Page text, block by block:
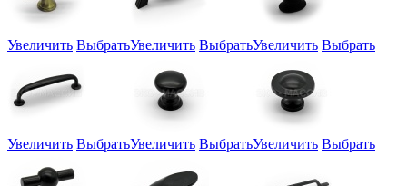
Увеличить ВыбратьУвеличить ВыбратьУвеличить Выбрать
Увеличить ВыбратьУвеличить ВыбратьУвеличить Выбрать